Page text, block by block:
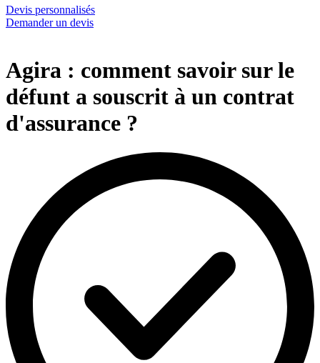
Devis personnalisés
Demander un devis
Agira : comment savoir sur le
défunt a souscrit à un contrat
d'assurance ?